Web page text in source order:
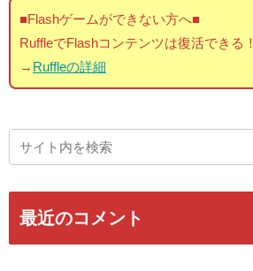
■Flashゲームができない方へ■
RuffleでFlashコンテンツは復活できる！
→ Ruffleの詳細
最近のコメント